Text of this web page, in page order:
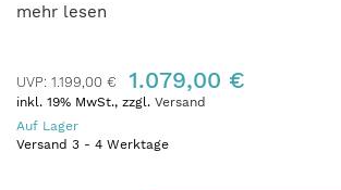
mehr lesen
UVP: 1.199,00 € 1.079,00 €
inkl. 19% MwSt., zzgl. Versand
Auf Lager
Versand 3 - 4 Werktage